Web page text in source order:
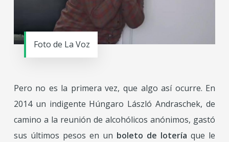
Foto de La Voz
Pero no es la primera vez, que algo así ocurre. En
2014 un indigente Húngaro László Andraschek, de
camino a la reunión de alcohólicos anónimos, gastó
sus últimos pesos en un boleto de lotería que le